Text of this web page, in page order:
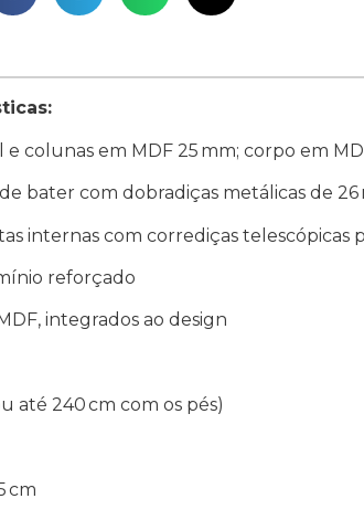
e colunas em MDF 25 mm; corpo em
bater com dobradiças metálicas de 26
internas com corrediças telescópicas
reforçado
integrados ao design
até 240 cm com os pés)
cm